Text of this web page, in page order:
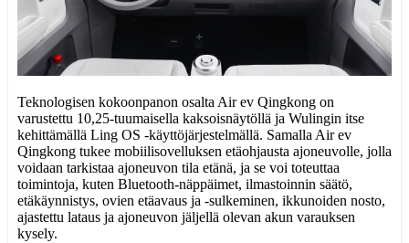
Teknologisen kokoonpanon osalta Air ev Qingkong on
varustettu 10,25-tuumaisella kaksoisnäytöllä ja Wulingin itse
kehittämällä Ling OS -käyttöjärjestelmällä. Samalla Air ev
Qingkong tukee mobiilisovelluksen etäohjausta ajoneuvolle, jolla
voidaan tarkistaa ajoneuvon tila etänä, ja se voi toteuttaa
toimintoja, kuten Bluetooth-näppäimet, ilmastoinnin säätö,
etäkäynnistys, ovien etäavaus ja -sulkeminen, ikkunoiden nosto,
ajastettu lataus ja ajoneuvon jäljellä olevan akun varauksen
kysely.